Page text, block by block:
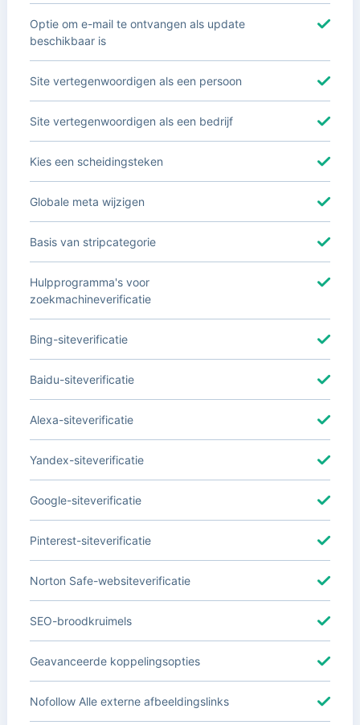
Optie om e-mail te ontvangen als update
beschikbaar is
Site vertegenwoordigen als een persoon
Site vertegenwoordigen als een bedrijf
Kies een scheidingsteken
Globale meta wijzigen
Basis van stripcategorie
Hulpprogramma's voor
zoekmachineverificatie
Bing-siteverificatie
Baidu-siteverificatie
Alexa-siteverificatie
Yandex-siteverificatie
Google-siteverificatie
Pinterest-siteverificatie
Norton Safe-websiteverificatie
SEO-broodkruimels
Geavanceerde koppelingsopties
Nofollow Alle externe afbeeldingslinks